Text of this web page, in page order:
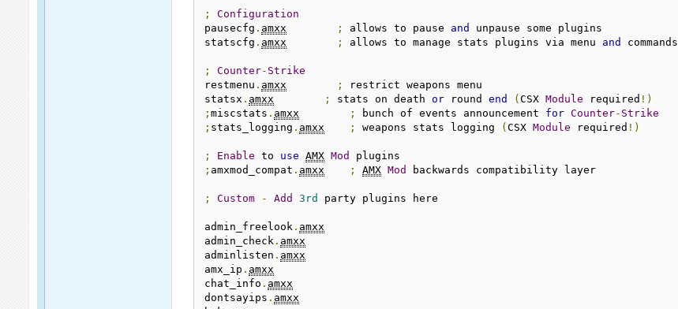
;
Configuration
pausecfg . amxx ; allows to pause and
unpause some plugins
statscfg . amxx ; allows to manage stats plugins via menu and commands
; Counter- Strike
restmenu . amxx ;
restrict weapons menu
statsx . amxx ; stats on death or round end (CSX Module required !)
;miscstats . amxx ; bunch of events announcement for Counter- Strike
; stats_logging . amxx ; weapons stats logging (CSX Module required !)
; Enable to use AMX Mod
; amxmod_compat . amxx ; AMX Mod backwards compatibility layer
; Custom - Add 3rd party plugins here
admin_freelook . amxx
admin_check . amxx
adminlisten . amxx
amx_ip . amxx
chat_info . amxx
dontsayips . amxx